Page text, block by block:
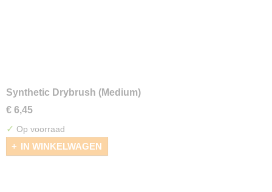
Synthetic Drybrush (Medium)
€ 6,45
✓ Op voorraad
IN WINKELWAGEN